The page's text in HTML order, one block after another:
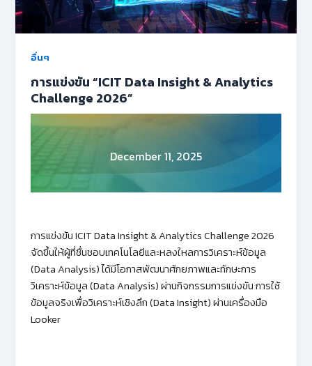
อื่นๆ
การแข่งขัน “ICIT Data Insight & Analytics
Challenge 2026”
December 11, 2025
การแข่งขัน ICIT Data Insight & Analytics Challenge 2026
จัดขึ้นให้ผู้ที่ชื่นชอบเทคโนโลยีและหลงใหลการวิเคราะห์ข้อมูล
(Data Analysis) ได้มีโอกาสพัฒนาศักยภาพและทักษะการ
วิเคราะห์ข้อมูล (Data Analysis) ผ่านกิจกรรมการแข่งขัน การใช้
ข้อมูลจริงเพื่อวิเคราะห์เชิงลึก (Data Insight) ผ่านเครื่องมือ
Looker